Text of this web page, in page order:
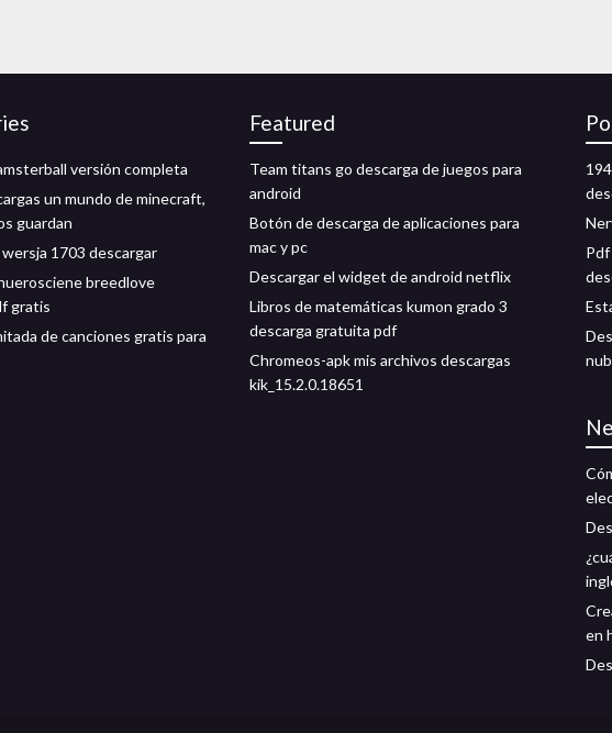
versión completa
un mundo de minecraft,
guardan
1703 descargar
breedlove
gratis
de canciones gratis para
Featured
Team titans go descarga de juegos para
android
Botón de descarga de aplicaciones para
mac y pc
Descargar el widget de android netflix
Libros de matemáticas kumon grado 3
descarga gratuita pdf
Chromeos-apk mis archivos descargas
kik_15.2.0.18651
en